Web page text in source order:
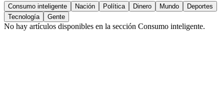
Consumo inteligente Nación Política Dinero Mundo
Deportes
Tecnología
Gente
No hay artículos disponibles en la sección Consumo inteligente.